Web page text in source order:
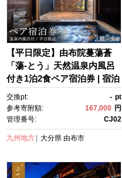
【平日限定】由布院蔓蕩蒼
「蕩-とう」天然温泉内風呂
付き1泊2食ペア宿泊券 | 宿泊
券 宿泊 旅行券 温泉 観光 旅
行 ホテル 旅館 クーポン チケ
ット トラベルクーポン トラ
め 大分県 由布市 CJ02
交換pt: - pt
参考寄附額:
167,000 円
管理番号:
CJ02
九州地方 大分県 由布市